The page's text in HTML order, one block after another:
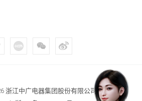
浙江中广电器集团股份有限公司 .All right